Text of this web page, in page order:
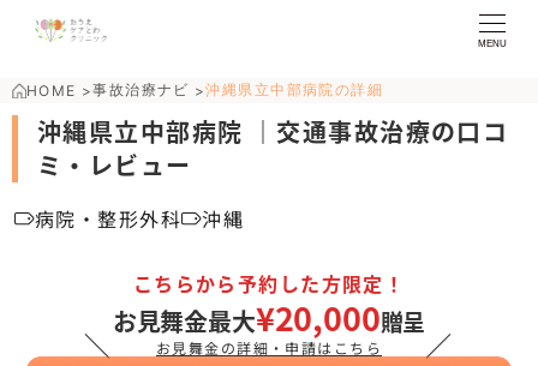
MENU
HOME >事故治療ナビ >沖縄県立中部病院の詳細
沖縄県立中部病院 ｜交通事故治療の口コ
ミ・レビュー
病院・整形外科 沖縄
＼
こちらから予約した方限定！
お見舞金最大¥20,000贈呈
お見舞金の詳細・申請はこちら ／